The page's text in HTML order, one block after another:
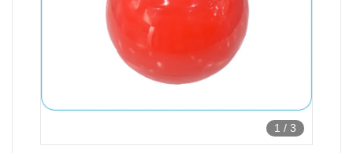
1 / 3